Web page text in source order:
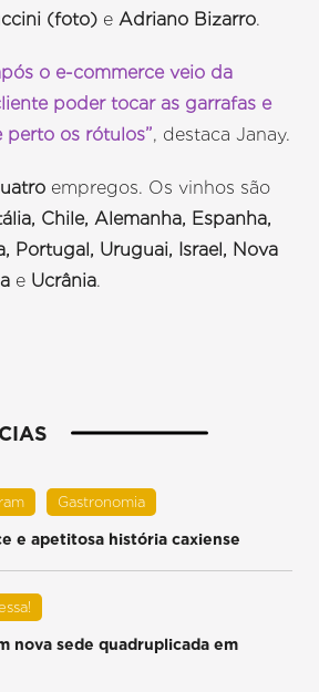
(foto) e Adriano Bizarro.
o e-commerce veio da
poder tocar as garrafas e
perto os rótulos”, destaca Janay.
empregos. Os vinhos são
Chile, Alemanha, Espanha,
Portugal, Uruguai, Israel, Nova
e Ucrânia.
Gastronomia
e apetitosa história caxiense
nova sede quadruplicada em